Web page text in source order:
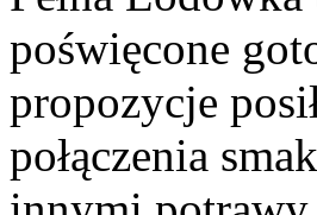
poświęcone
propozycje
połączenia